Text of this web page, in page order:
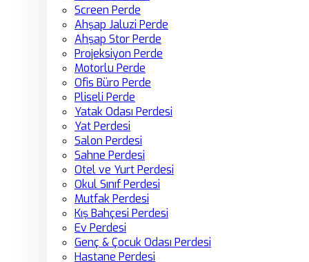
Screen Perde
Ahşap Jaluzi Perde
Ahşap Stor Perde
Projeksiyon Perde
Motorlu Perde
Ofis Büro Perde
Pliseli Perde
Yatak Odası Perdesi
Yat Perdesi
Salon Perdesi
Sahne Perdesi
Otel ve Yurt Perdesi
Okul Sınıf Perdesi
Mutfak Perdesi
Kış Bahçesi Perdesi
Ev Perdesi
Genç & Çocuk Odası Perdesi
Hastane Perdesi